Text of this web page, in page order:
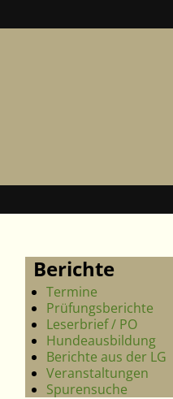
Berichte
Termine
Prüfungsberichte
Leserbrief / PO
Hundeausbildung
Berichte aus der LG
Veranstaltungen
Spurensuche